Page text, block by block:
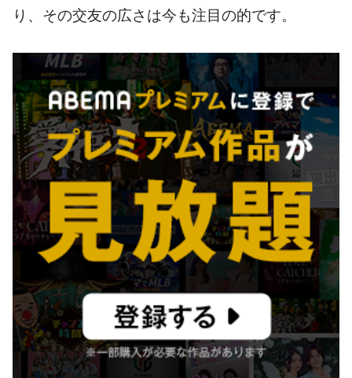
り、その交友の広さは今も注目の的です。